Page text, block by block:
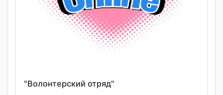
"Волонтерский отряд"